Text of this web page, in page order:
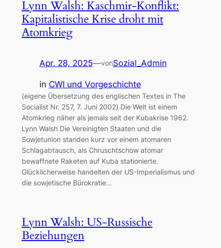
Lynn Walsh: Kaschmir-Konflikt:
Kapitalistische Krise droht mit
Atomkrieg
Apr. 28, 2025—vonSozial_Admin
in CWI und Vorgeschichte
(eigene Übersetzung des englischen Textes in The
Socialist Nr. 257, 7. Juni 2002) Die Welt ist einem
Atomkrieg näher als jemals seit der Kubakrise 1962.
Lynn Walsh Die Vereinigten Staaten und die
Sowjetunion standen kurz vor einem atomaren
Schlagabtausch, als Chruschtschow atomar
bewaffnete Raketen auf Kuba stationierte.
Glücklicherweise handelten der US-Imperialismus und
die sowjetische Bürokratie…
Lynn Walsh: US-Russische
Beziehungen